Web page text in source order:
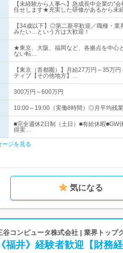
【未経験から人事へ】急成長中企業の"
任せします★充実した研修があるから未
【34歳以下】◎第二新卒歓迎／職種・
みたい…という方は大歓迎！
★東京、大阪、福岡など、各拠点を中
ない転…
【東京（首都圏）】月給27万円～35万
ティブ【その他地方】…
300万円～600万円
10:00～19:00（実働8時間）◎月平均残
■完全週休2日制（土日）■有給休暇■GW
得実…
ージを見る
気になる
谷コンピュータ株式会社 | 業界トップ
《福井》経験者歓迎【財務